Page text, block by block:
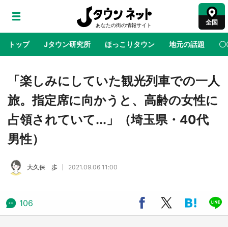
全国
トップ Jタウン研究所 ほっこりタウン 地元の話題 〇
地域×二次元 絶景 あの時はありがとう 物語がはじ
ラプラス・ダークネスが栃木県を征服！？ 県
公式プロモ動画で「聖地」が生産されてます
む 六本木ヒルズ展望台でコラボ、本邦初公開
日向翔陽＆影山飛雄が笹かまを食べる！ アニ
メ『ハイキュー！！』×老舗「鐘崎」コラボで
「楽しみにしていた観光列車での一人
旅。指定席に向かうと、高齢の女性に
占領されていて...」（埼玉県・40代
男性）
大久保 歩 2021.09.06 11:00
106